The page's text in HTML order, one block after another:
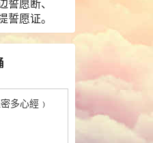
誓愿断、
誓愿证。
多心經﹚